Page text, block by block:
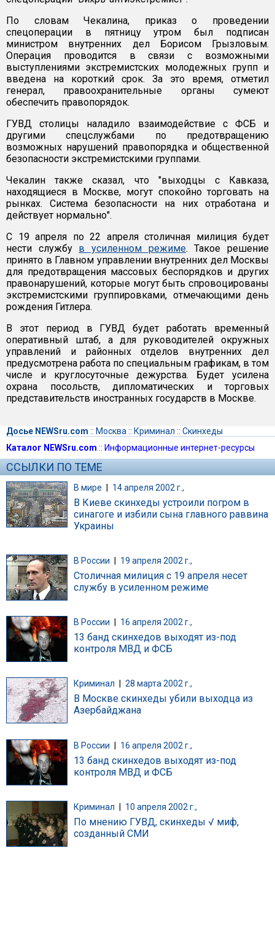
По словам Чекалина, приказ о проведении
спецоперации в пятницу утром был подписан
министром внутренних дел Борисом Грызловым.
Операция проводится в связи с возможными
выступлениями экстремистских молодежных групп и
введена на короткий срок. За это время, отметил
генерал, правоохранительные органы сумеют
обеспечить правопорядок.
ГУВД столицы наладило взаимодействие с ФСБ и
другими спецслужбами по предотвращению
возможных нарушений правопорядка и общественной
безопасности экстремистскими группами.
Чекалин также сказал, что "выходцы с Кавказа,
находящиеся в Москве, могут спокойно торговать на
рынках. Система безопасности на них отработана и
действует нормально".
С 19 апреля по 22 апреля столичная милиция будет
нести службу в усиленном режиме. Такое решение
принято в Главном управлении внутренних дел Москвы
для предотвращения массовых беспорядков и других
правонарушений, которые могут быть спровоцированы
экстремистскими группировками, отмечающими день
рождения Гитлера.
В этот период в ГУВД будет работать временный
оперативный штаб, а для руководителей окружных
управлений и районных отделов внутренних дел
предусмотрена работа по специальным графикам, в том
числе и круглосуточные дежурства. Будет усилена
охрана посольств, дипломатических и торговых
представительств иностранных государств в Москве.
Досье NEWSru.com :: Москва :: Криминал :: Скинхеды
Каталог NEWSru.com :: Информационные интернет-ресурсы
ССЫЛКИ ПО ТЕМЕ
В мире | 14 апреля 2002 г.,
В Киеве скинхеды устроили погром в
синагоге и избили сына главного раввина
Украины
В России 19 апреля 2002 г.,
Cтоличная милиция с 19 апреля несет
службу в усиленном режиме
В России 16 апреля 2002 г.,
13 банд скинхедов выходят из-под
контроля МВД и ФСБ
Криминал 28 марта 2002 г.,
В Москве скинхеды убили выходца из
Азербайджана
В России | 16 апреля 2002 г.,
13 банд скинхедов выходят из-под
контроля МВД и ФСБ
Криминал 10 апреля 2002 г.,
По мнению ГУВД, скинхеды √ миф,
созданный СМИ